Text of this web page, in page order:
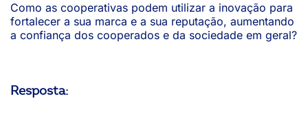
Como as cooperativas podem utilizar a inovação para
fortalecer a sua marca e a sua reputação, aumentando
a confiança dos cooperados e da sociedade em geral?
Resposta: